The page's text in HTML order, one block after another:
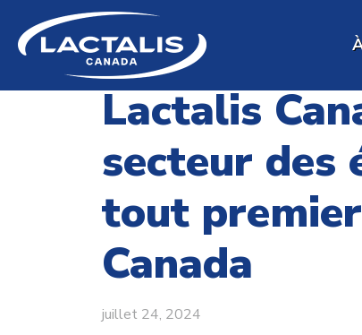
Skip to main content
Lactalis
secteur des
tout premier
Canada
juillet 24, 2024